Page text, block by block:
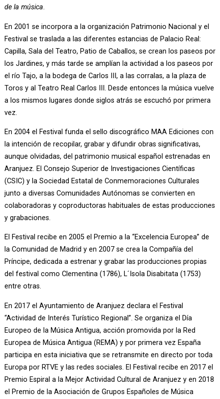
de la música.
En 2001 se incorpora a la organización Patrimonio Nacional y el
Festival se traslada a las diferentes estancias de Palacio Real:
Capilla, Sala del Teatro, Patio de Caballos, se crean los paseos por
los Jardines, y más tarde se amplían la actividad a los paseos por
el río Tajo, a la bodega de Carlos III, a las corralas, a la plaza de
Toros y al Teatro Real Carlos III. Desde entonces la música vuelve
a los mismos lugares donde siglos atrás se escuchó por primera
vez.
En 2004 el Festival funda el sello discográfico MAA Ediciones con
la intención de recopilar, grabar y difundir obras significativas,
aunque olvidadas, del patrimonio musical español estrenadas en
Aranjuez. El Consejo Superior de Investigaciones Científicas
(CSIC) y la Sociedad Estatal de Conmemoraciones Culturales
junto a diversas Comunidades Autónomas se convierten en
colaboradoras y coproductoras habituales de estas producciones
y grabaciones.
El Festival recibe en 2005 el Premio a la “Excelencia Europea” de
la Comunidad de Madrid y en 2007 se crea la Compañía del
Príncipe, dedicada a estrenar y grabar las producciones propias
del festival como Clementina (1786), L´Isola Disabitata (1753)
entre otras.
En 2017 el Ayuntamiento de Aranjuez declara el Festival
“Actividad de Interés Turístico Regional”. Se organiza el Día
Europeo de la Música Antigua, acción promovida por la Red
Europea de Música Antigua (REMA) y por primera vez España
participa en esta iniciativa que se retransmite en directo por toda
Europa por RTVE y las redes sociales. El Festival recibe en 2017 el
Premio Espiral a la Mejor Actividad Cultural de Aranjuez y en 2018
el Premio de la Asociación de Grupos Españoles de Música